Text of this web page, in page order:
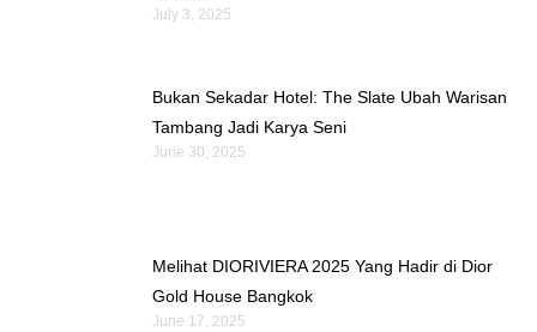
July 3, 2025
Bukan Sekadar Hotel: The Slate Ubah Warisan
Tambang Jadi Karya Seni
June 30, 2025
Melihat DIORIVIERA 2025 Yang Hadir di Dior
Gold House Bangkok
June 17, 2025